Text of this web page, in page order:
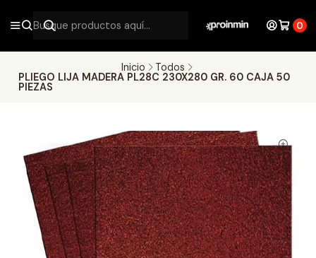
0
Inicio
Todos
PLIEGO LIJA MADERA PL28C 230X280 GR. 60 CAJA 50
PIEZAS